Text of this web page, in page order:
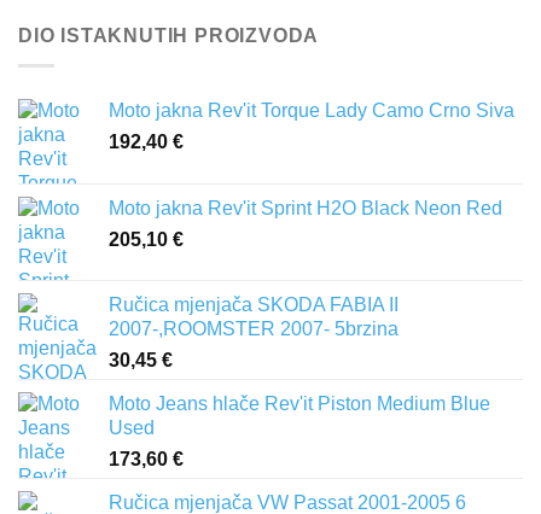
DIO ISTAKNUTIH PROIZVODA
Moto jakna Rev'it Torque Lady Camo Crno Siva
192,40 €
Moto jakna Rev'it Sprint H2O Black Neon Red
205,10 €
Ručica mjenjača SKODA FABIA II
2007-,ROOMSTER 2007- 5brzina
30,45 €
Moto Jeans hlače Rev'it Piston Medium Blue
Used
173,60 €
Ručica mjenjača VW Passat 2001-2005 6